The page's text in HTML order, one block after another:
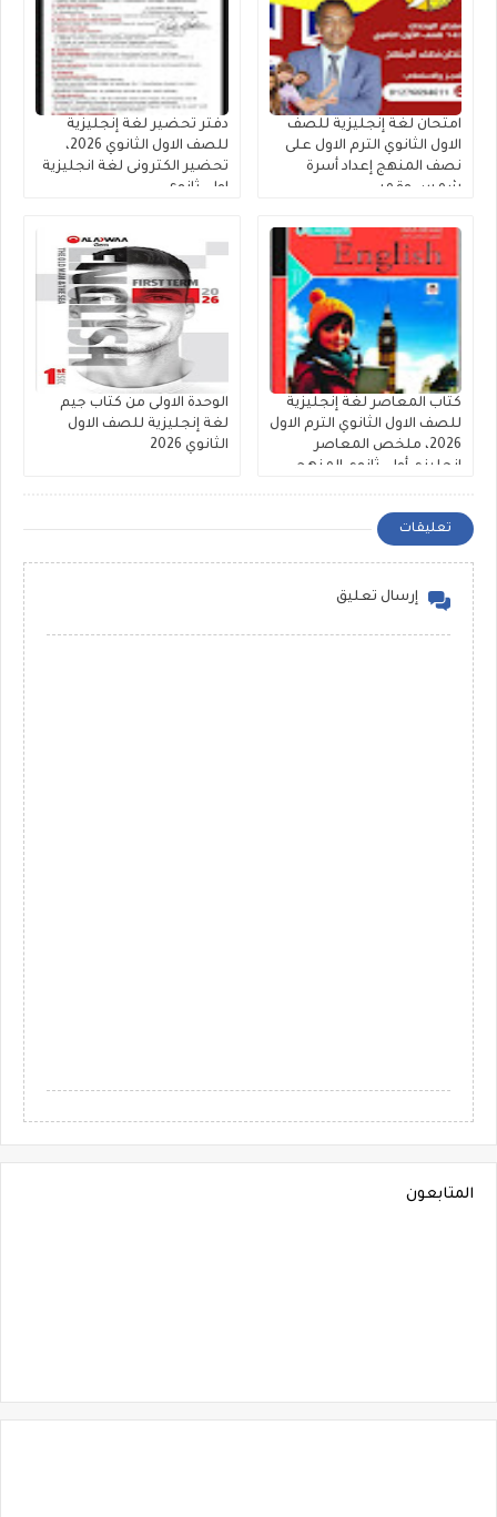
امتحان لغة إنجليزية للصف
الاول الثانوي الترم الاول على
نصف المنهج إعداد أسرة
شمس وقمر
دفتر تحضير لغة إنجليزية
للصف الاول الثانوي 2026،
تحضير الكترونى لغة انجليزية
اولى ثانوى
كتاب المعاصر لغة إنجليزية
للصف الاول الثانوي الترم الاول
2026، ملخص المعاصر
انجليزي أولى ثانوي المنهج
الوحدة الاولى من كتاب جيم
لغة إنجليزية للصف الاول
الثانوي 2026
تعليقات
إرسال تعليق
المتابعون